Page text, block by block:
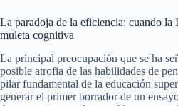
La paradoja de la eficiencia: cuando la
muleta cognitiva
La principal preocupación que se ha
posible atrofia de las habilidades de
pilar fundamental de la educación
generar el primer borrador de un